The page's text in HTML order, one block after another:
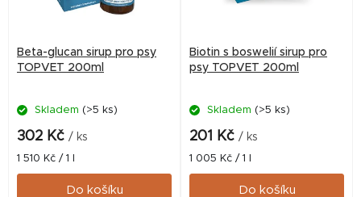
Beta-glucan sirup pro psy
TOPVET 200ml
Skladem (>5 ks)
302 Kč / ks
Měrná
cena:
1 510 Kč / 1 l
Do košíku
Biotin s boswelií sirup pro
psy TOPVET 200ml
Skladem (>5 ks)
201 Kč / ks
Měrná
cena:
1 005 Kč / 1 l
Do košíku